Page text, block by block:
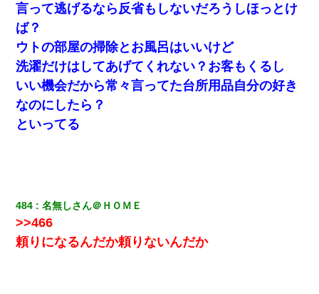
言って逃げるなら反省もしないだろうしほっとけ
ば？
ウトの部屋の掃除とお風呂はいいけど
洗濯だけはしてあげてくれない？お客もくるし
いい機会だから常々言ってた台所用品自分の好き
なのにしたら？
といってる
484 名無しさん＠ＨＯＭＥ
>>466
頼りになるんだか頼りないんだか